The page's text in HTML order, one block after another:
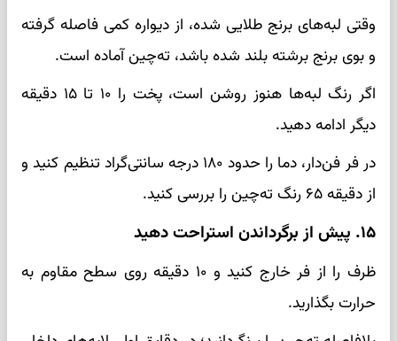
وقتی لبه‌های برنج طلایی شده، از دیواره کمی فاصله گرفته
و بوی برنج برشته بلند شده باشد، ته‌چین آماده است.
اگر رنگ لبه‌ها هنوز روشن است، پخت را ۱۰ تا ۱۵ دقیقه
دیگر ادامه دهید.
در فر فن‌دار، دما را حدود ۱۸۰ درجه سانتی‌گراد تنظیم کنید و
از دقیقه ۶۵ رنگ ته‌چین را بررسی کنید.
۱۵. پیش از برگرداندن استراحت دهید
ظرف را از فر خارج کنید و ۱۰ دقیقه روی سطح مقاوم به
حرارت بگذارید.